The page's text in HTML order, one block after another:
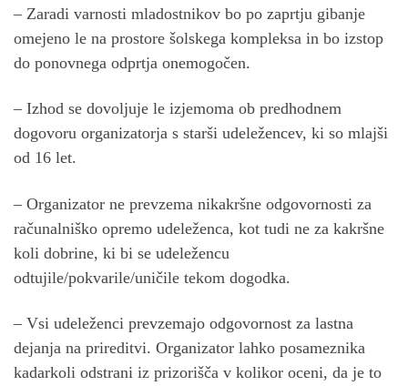
– Zaradi varnosti mladostnikov bo po zaprtju gibanje
omejeno le na prostore šolskega kompleksa in bo izstop
do ponovnega odprtja onemogočen.
– Izhod se dovoljuje le izjemoma ob predhodnem
dogovoru organizatorja s starši udeležencev, ki so mlajši
od 16 let.
– Organizator ne prevzema nikakršne odgovornosti za
računalniško opremo udeleženca, kot tudi ne za kakršne
koli dobrine, ki bi se udeležencu
odtujile/pokvarile/uničile tekom dogodka.
– Vsi udeleženci prevzemajo odgovornost za lastna
dejanja na prireditvi. Organizator lahko posameznika
kadarkoli odstrani iz prizorišča v kolikor oceni, da je to